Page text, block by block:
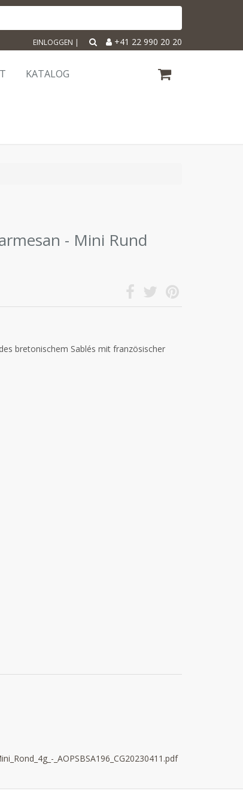
+41 22 990 20 20
EINLOGGEN |
KATALOG
- Mini Rund
bretonischem Sablés mit französischer
_AOPSBSA196_CG20230411.pdf